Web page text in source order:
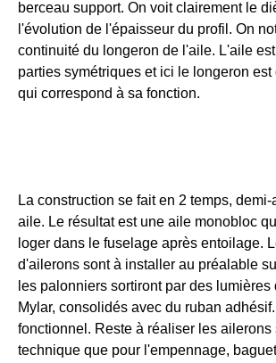
berceau support. On voit clairement le
l'évolution de l'épaisseur du profil. On
continuité du longeron de l'aile. L'aile
parties symétriques et ici le longeron
qui correspond à sa fonction.
La construction se fait en 2 temps,
aile. Le résultat est une aile monobloc
loger dans le fuselage après entoilage.
d'ailerons sont à installer au préalable
les palonniers sortiront par des lumières
Mylar, consolidés avec du ruban
fonctionnel. Reste à réaliser les ailerons
technique que pour l'empennage,